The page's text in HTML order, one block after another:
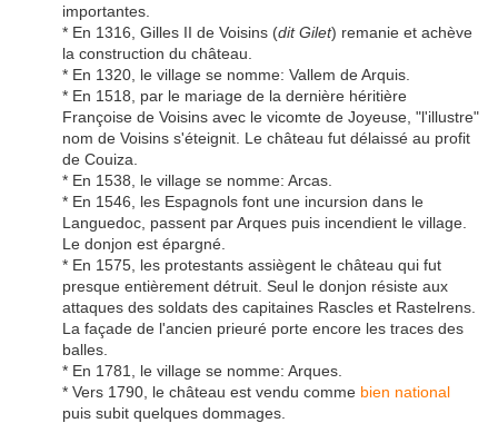
importantes.
* En 1316, Gilles II de Voisins (dit Gilet) remanie et achève
la construction du château.
* En 1320, le village se nomme: Vallem de Arquis.
* En 1518, par le mariage de la dernière héritière
Françoise de Voisins avec le vicomte de Joyeuse, "l'illustre"
nom de Voisins s'éteignit. Le château fut délaissé au profit
de Couiza.
* En 1538, le village se nomme: Arcas.
* En 1546, les Espagnols font une incursion dans le
Languedoc, passent par Arques puis incendient le village.
Le donjon est épargné.
* En 1575, les protestants assiègent le château qui fut
presque entièrement détruit. Seul le donjon résiste aux
attaques des soldats des capitaines Rascles et Rastelrens.
La façade de l'ancien prieuré porte encore les traces des
balles.
* En 1781, le village se nomme: Arques.
* Vers 1790, le château est vendu comme bien national
puis subit quelques dommages.